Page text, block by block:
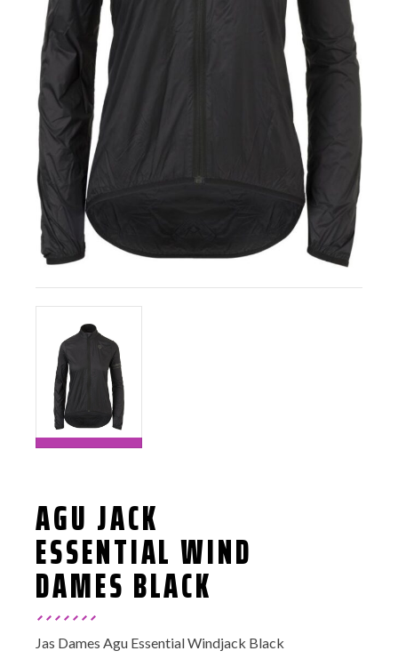
AGU JACK
ESSENTIAL WIND
DAMES BLACK
Jas Dames Agu Essential Windjack Black